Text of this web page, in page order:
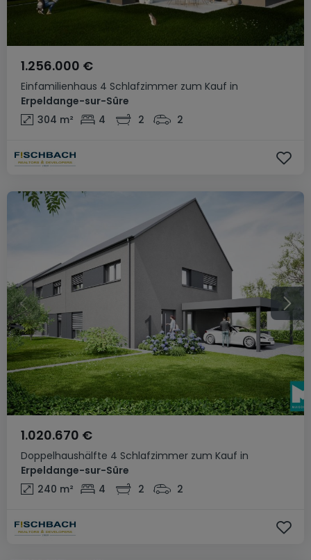
Einfamilienhaus 4 Schlafzimmer zum Kauf in
Erpeldange-sur-Sûre
1.256.000 €
304 m² 4 2 2
Doppelhaushälfte 4 Schlafzimmer zum Kauf in
Erpeldange-sur-Sûre
1.020.670 €
240 m² 4 2 2